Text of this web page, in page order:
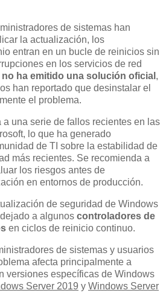
de sistemas han
la actualización, los
entran en un bucle de reinicios sin
en los servicios de red
ha emitido una solución oficial ,
han reportado que desinstalar el
el problema.
a una serie de fallos recientes en las
lo que ha generado
de TI sobre la estabilidad de
más recientes. Se recomienda a
los riesgos antes de
en entornos de producción.
de seguridad de Windows
a algunos controladores de
en ciclos de reinicio continuo.
de sistemas y usuarios
afecta principalmente a
versiones específicas de Windows
Server 2019 y Windows Server